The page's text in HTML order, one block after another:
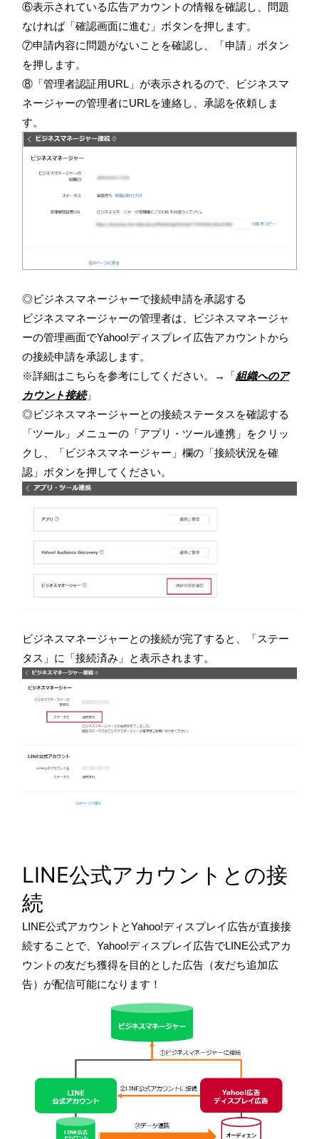
⑥表示されている広告アカウントの情報を確認し、問題
なければ「確認画面に進む」ボタンを押します。
⑦申請内容に問題がないことを確認し、「申請」ボタン
を押します。
⑧「管理者認証用URL」が表示されるので、ビジネスマ
ネージャーの管理者にURLを連絡し、承認を依頼しま
す。
◎ビジネスマネージャーで接続申請を承認する
ビジネスマネージャーの管理者は、ビジネスマネージャ
ーの管理画面でYahoo!ディスプレイ広告アカウントから
の接続申請を承認します。
※詳細はこちらを参考にしてください。→「組織へのア
カウント接続」
◎ビジネスマネージャーとの接続ステータスを確認する
「ツール」メニューの「アプリ・ツール連携」をクリッ
クし、「ビジネスマネージャー」欄の「接続状況を確
認」ボタンを押してください。
ビジネスマネージャーとの接続が完了すると、「ステー
タス」に「接続済み」と表示されます。
LINE公式アカウントとの接
続
LINE公式アカウントとYahoo!ディスプレイ広告が直接接
続することで、Yahoo!ディスプレイ広告でLINE公式アカ
ウントの友だち獲得を目的とした広告（友だち追加広
告）が配信可能になります！